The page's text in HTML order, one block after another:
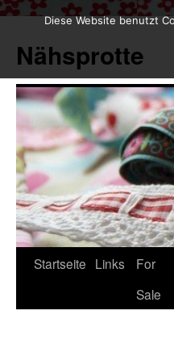
springen
Nähsprotte
Startseite Links
For
Sale
Diese Website benutzt